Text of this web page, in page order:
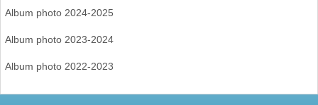
Album photo 2024-2025
Album photo 2023-2024
Album photo 2022-2023